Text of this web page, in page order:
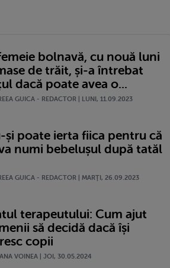
bolnavă, cu nouă luni
de trăit, și-a întrebat
dacă poate avea o...
GUICA - REDACTOR | LUNI, 11.09.2023
și poate ierta fiica pentru că
numi bebelușul după tatăl
GUICA - REDACTOR | MARŢI, 26.09.2023
terapeutului: Cum ajut
să decidă dacă își
copii
VOINEA | JOI, 30.05.2024